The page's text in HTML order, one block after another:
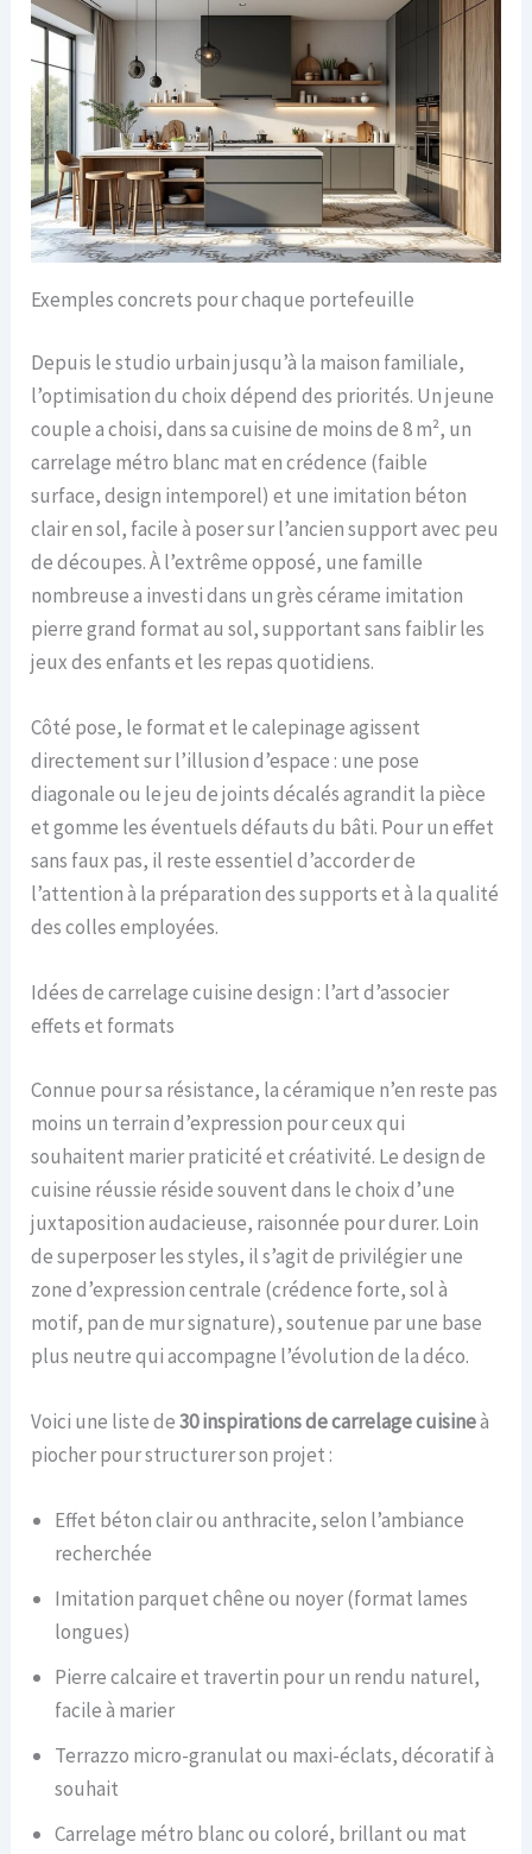
Exemples concrets pour chaque portefeuille
Depuis le studio urbain jusqu’à la maison familiale,
l’optimisation du choix dépend des priorités. Un jeune
couple a choisi, dans sa cuisine de moins de 8 m², un
carrelage métro blanc mat en crédence (faible
surface, design intemporel) et une imitation béton
clair en sol, facile à poser sur l’ancien support avec peu
de découpes. À l’extrême opposé, une famille
nombreuse a investi dans un grès cérame imitation
pierre grand format au sol, supportant sans faiblir les
jeux des enfants et les repas quotidiens.
Côté pose, le format et le calepinage agissent
directement sur l’illusion d’espace : une pose
diagonale ou le jeu de joints décalés agrandit la pièce
et gomme les éventuels défauts du bâti. Pour un effet
sans faux pas, il reste essentiel d’accorder de
l’attention à la préparation des supports et à la qualité
des colles employées.
Idées de carrelage cuisine design : l’art d’associer
effets et formats
Connue pour sa résistance, la céramique n’en reste pas
moins un terrain d’expression pour ceux qui
souhaitent marier praticité et créativité. Le design de
cuisine réussie réside souvent dans le choix d’une
juxtaposition audacieuse, raisonnée pour durer. Loin
de superposer les styles, il s’agit de privilégier une
zone d’expression centrale (crédence forte, sol à
motif, pan de mur signature), soutenue par une base
plus neutre qui accompagne l’évolution de la déco.
Voici une liste de30 inspirations de carrelage cuisineà
piocher pour structurer son projet :
Effet béton clair ou anthracite, selon l’ambiance
recherchée
Imitation parquet chêne ou noyer (format lames
longues)
Pierre calcaire et travertin pour un rendu naturel,
facile à marier
Terrazzo micro-granulat ou maxi-éclats, décoratif à
souhait
Carrelage métro blanc ou coloré, brillant ou mat